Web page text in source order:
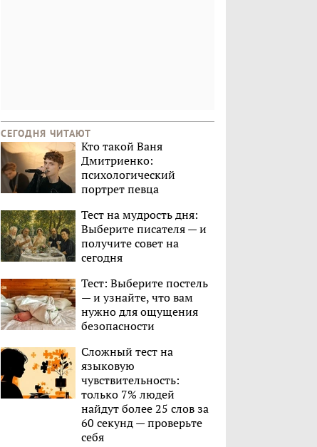
СЕГОДНЯ ЧИТАЮТ
Кто такой Ваня
Дмитриенко:
психологический
портрет певца
Тест на мудрость дня:
Выберите писателя — и
получите совет на
сегодня
Тест: Выберите постель
— и узнайте, что вам
нужно для ощущения
безопасности
Сложный тест на
языковую
чувствительность:
только 7% людей
найдут более 25 слов за
60 секунд — проверьте
себя